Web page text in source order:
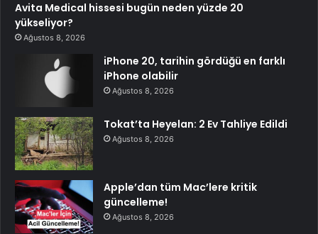
Avita Medical hissesi bugün neden yüzde 20
yükseliyor?
Ağustos 8, 2026
iPhone 20, tarihin gördüğü en farklı
iPhone olabilir
Ağustos 8, 2026
Tokat’ta Heyelan: 2 Ev Tahliye Edildi
Ağustos 8, 2026
Apple’dan tüm Mac’lere kritik
güncelleme!
Ağustos 8, 2026